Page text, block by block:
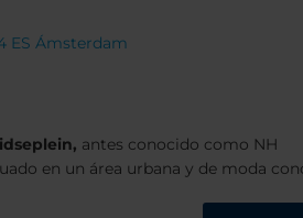
ES Ámsterdam
antes conocido como NH
en un área urbana y de moda